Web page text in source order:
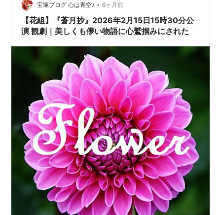
宝塚ブログ 心は青空♪ • 6ヶ月前
【花組】『蒼月抄』2026年2月15日15時30分公
演 観劇｜美しくも儚い物語に心鷲掴みにされた